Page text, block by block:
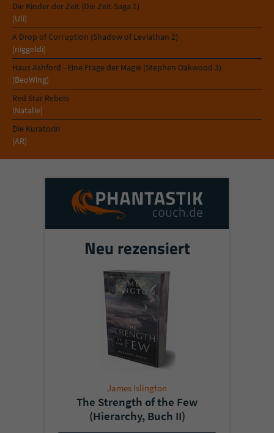
Die Kinder der Zeit (Die Zeit-Saga 1)
(Uli)
A Drop of Corruption (Shadow of Leviathan 2)
(niggeldi)
Haus Ashford - Eine Frage der Magie (Stephen Oakwood 3)
(BeoWing)
Red Star Rebels
(Natalie)
Die Kuratorin
(AR)
Neu rezensiert
James Islington
The Strength of the Few
(Hierarchy, Buch II)